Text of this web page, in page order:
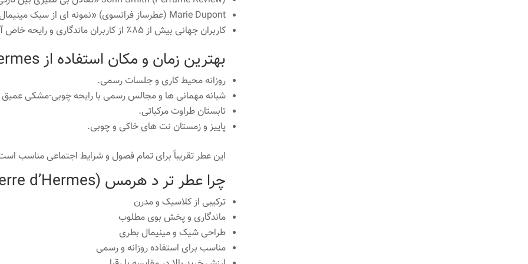
Marie Dupont (عطرساز فرانسوی) «نمونه ای از سبک مینیمال ژان کلود النا است.»
کاربران جهانی بیش از 85٪ از کاربران ماندگاری و رایحه خاص آن را تحسین کرده اند.
بهترین زمان و مکان استفاده از Terre d’Hermes
روزانه محیط کاری و جلسات رسمی.
شبانه مهمانی ها و مجالس رسمی با رایحه چوبی-مشکی عمیق
تابستان طراوت مرکباتی.
پاییز و زمستان نت های خاکی و چوبی.
این عطر تقریباً برای تمام فصول و شرایط اجتماعی مناسب
چرا عطر تر د هرمس (Terre d’Hermes) انتخابی هوشمندانه است؟
ترکیبی از کلاسیک و مدرن
ماندگاری و پخش بوی مطلوب
طراحی شیک و مینیمال بطری
مناسب برای استفاده روزانه و رسمی